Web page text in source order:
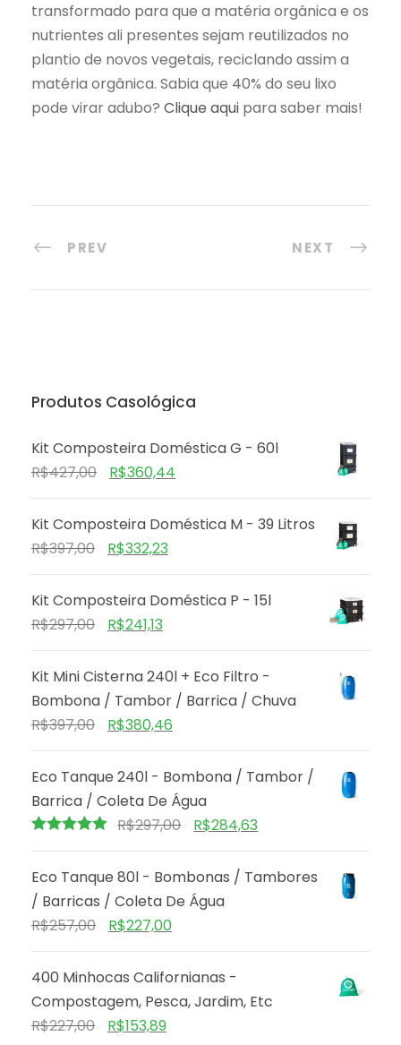
transformado para que a matéria orgânica e os
nutrientes ali presentes sejam reutilizados no
plantio de novos vegetais, reciclando assim a
matéria orgânica. Sabia que 40% do seu lixo
pode virar adubo? Clique aqui para saber mais!
PREV NEXT
Produtos Casológica
Kit Composteira Doméstica G - 60l
R$427,00 R$360,44
Kit Composteira Doméstica M - 39 Litros
R$397,00 R$332,23
Kit Composteira Doméstica P - 15l
R$297,00 R$241,13
Kit Mini Cisterna 240l + Eco Filtro -
Bombona / Tambor / Barrica / Chuva
R$397,00 R$380,46
Eco Tanque 240l - Bombona / Tambor /
Barrica / Coleta De Água
R$297,00 R$284,63
Eco Tanque 80l - Bombonas / Tambores
/ Barricas / Coleta De Água
R$257,00 R$227,00
400 Minhocas Californianas -
Compostagem, Pesca, Jardim, Etc
R$227,00 R$153,89